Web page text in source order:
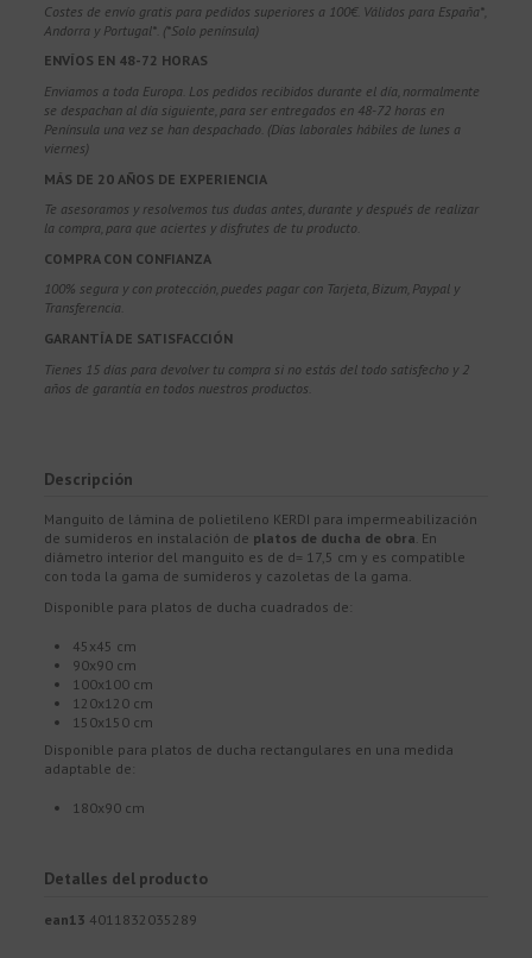
Costes de envío gratis para pedidos superiores a 100€. Válidos para España*,
Andorra y Portugal*. (*Solo península)
ENVÍOS EN 48-72 HORAS
Enviamos a toda Europa. Los pedidos recibidos durante el día, normalmente
se despachan al día siguiente, para ser entregados en 48-72 horas en
Península una vez se han despachado. (Días laborales hábiles de lunes a
viernes)
MÁS DE 20 AÑOS DE EXPERIENCIA
Te asesoramos y resolvemos tus dudas antes, durante y después de realizar
la compra, para que aciertes y disfrutes de tu producto.
COMPRA CON CONFIANZA
100% segura y con protección, puedes pagar con Tarjeta, Bizum, Paypal y
Transferencia.
GARANTÍA DE SATISFACCIÓN
Tienes 15 días para devolver tu compra si no estás del todo satisfecho y 2
años de garantía en todos nuestros productos.
Descripción
Manguito de lámina de polietileno KERDI para impermeabilización
de sumideros en instalación de platos de ducha de obra. En
diámetro interior del manguito es de d= 17,5 cm y es compatible
con toda la gama de sumideros y cazoletas de la gama.
Disponible para platos de ducha cuadrados de:
45x45 cm
90x90 cm
100x100 cm
120x120 cm
150x150 cm
Disponible para platos de ducha rectangulares en una medida
adaptable de:
180x90 cm
Detalles del producto
ean13 4011832035289